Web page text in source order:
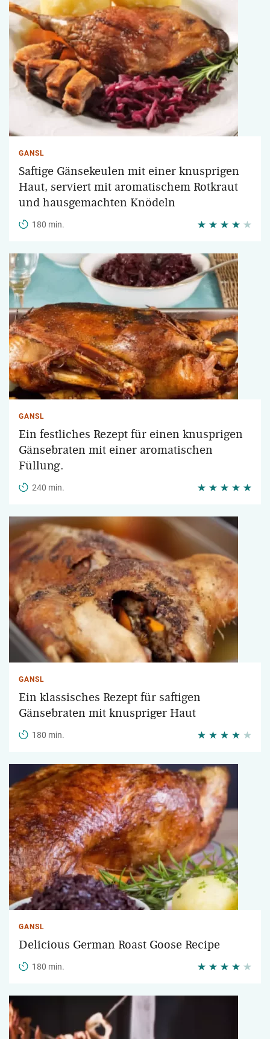
GANSL
Saftige Gänsekeulen mit einer knusprigen
Haut, serviert mit aromatischem Rotkraut
und hausgemachten Knödeln
180 min.
GANSL
Ein festliches Rezept für einen knusprigen
Gänsebraten mit einer aromatischen
Füllung.
240 min.
GANSL
Ein klassisches Rezept für saftigen
Gänsebraten mit knuspriger Haut
180 min.
GANSL
Delicious German Roast Goose Recipe
180 min.